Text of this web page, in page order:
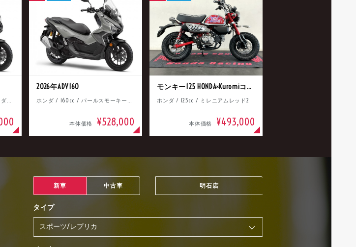
ホンダ / 160cc / マットガンパウダーブラックメタリック
2026年ADV160
ホンダ / 160cc / パールスモーキーグレー
本体価格 ¥528,000
モンキー125 HONDA×Kuromiコラボ
ホンダ / 125cc / ミレニアムレッド2
本体価格 ¥493,000
新車 中古車 明石店
タイプ